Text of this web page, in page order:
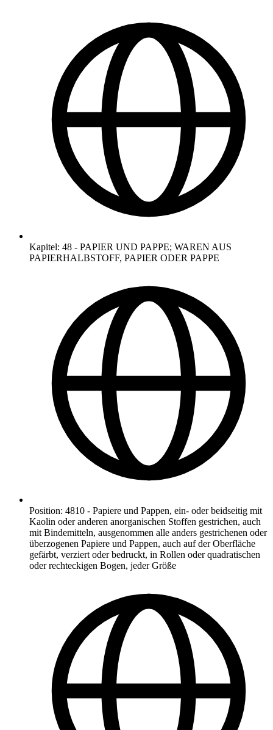
Kapitel: 48 - PAPIER UND PAPPE; WAREN AUS
PAPIERHALBSTOFF, PAPIER ODER PAPPE
Position: 4810 - Papiere und Pappen, ein- oder beidseitig mit
Kaolin oder anderen anorganischen Stoffen gestrichen, auch
mit Bindemitteln, ausgenommen alle anders gestrichenen oder
überzogenen Papiere und Pappen, auch auf der Oberfläche
gefärbt, verziert oder bedruckt, in Rollen oder quadratischen
oder rechteckigen Bogen, jeder Größe